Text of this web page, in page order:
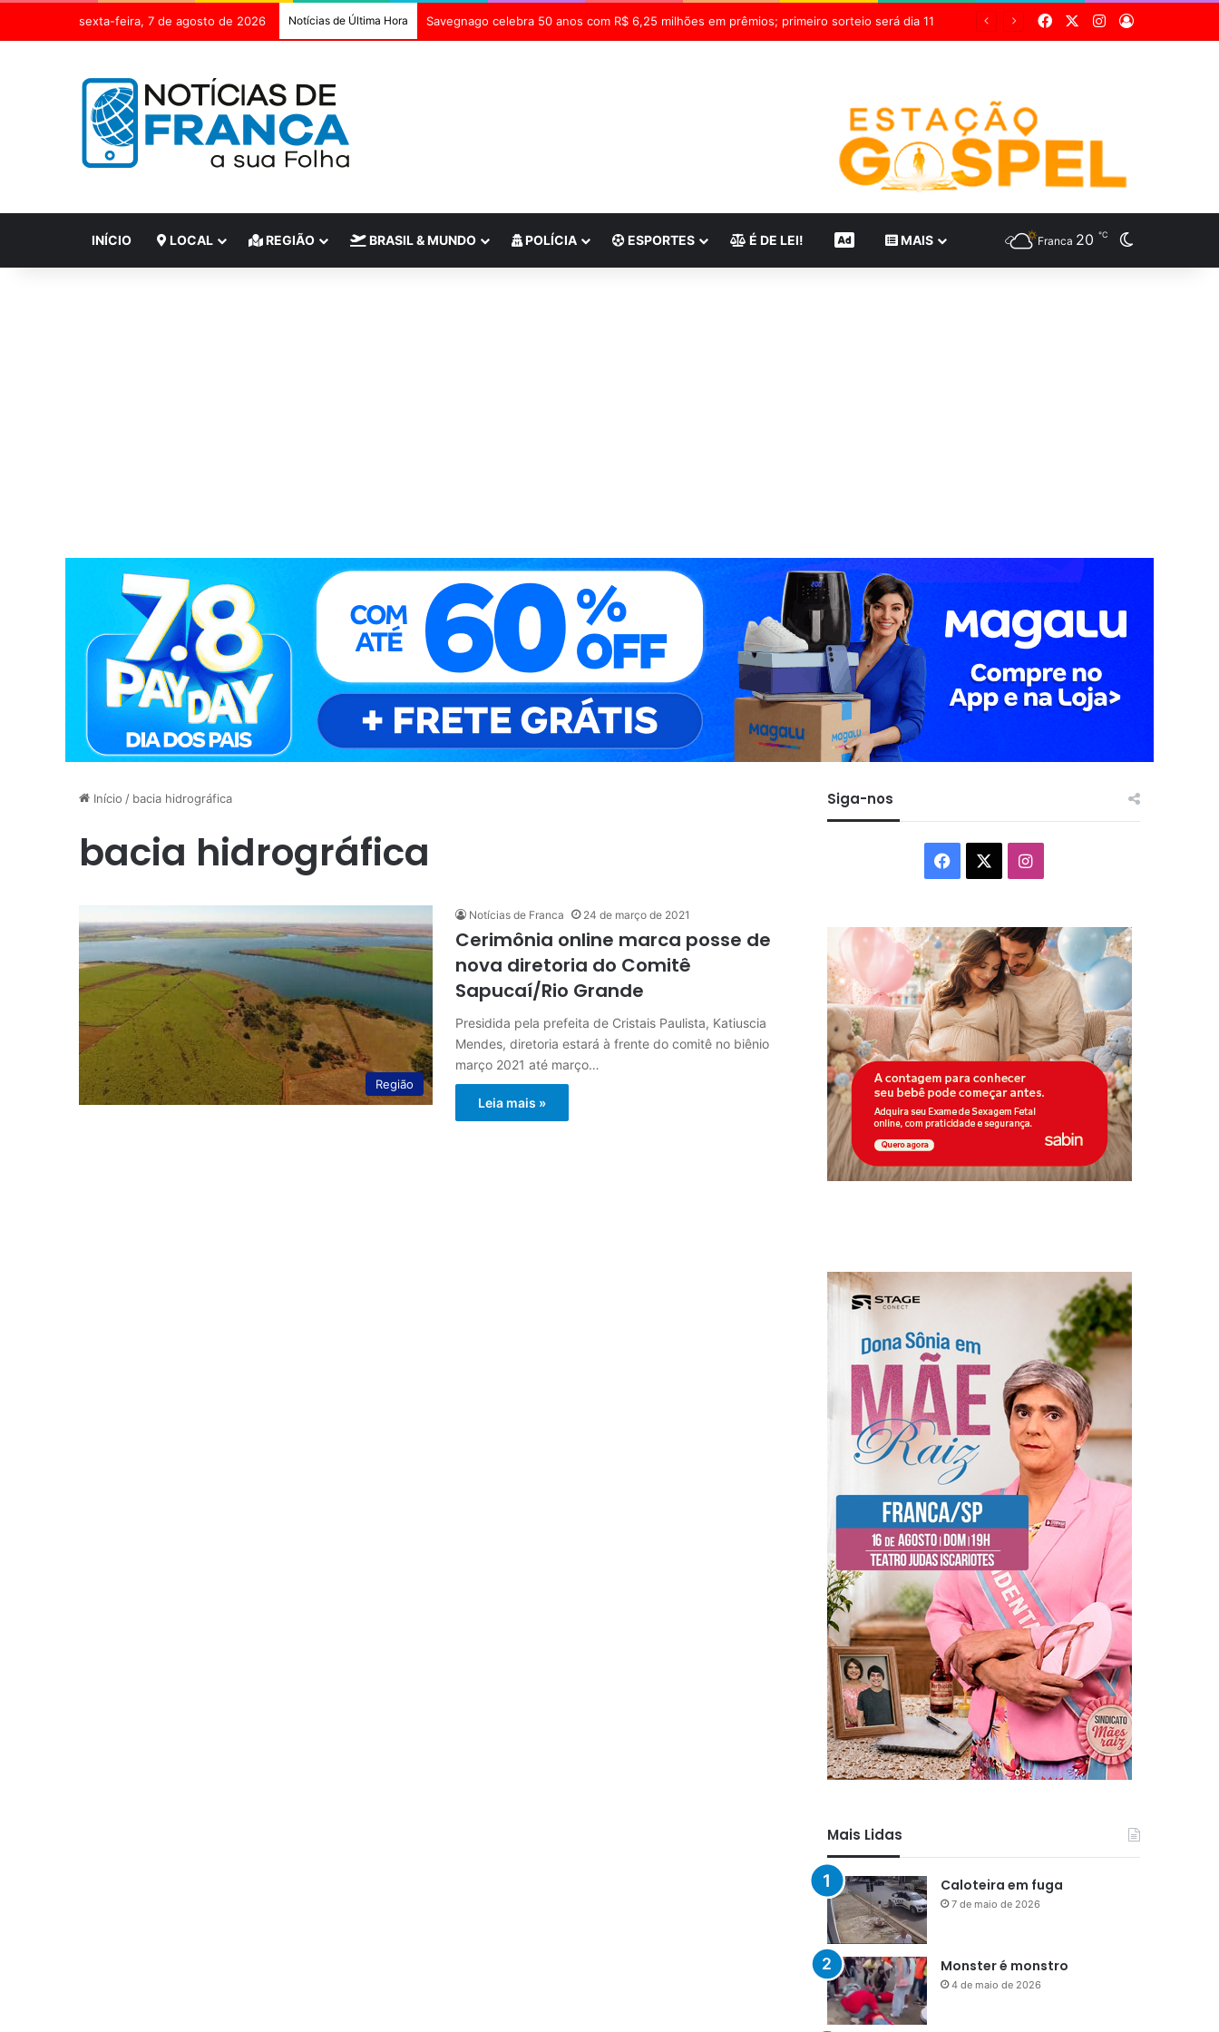
sexta-feira, 7 de agosto de 2026 Notícias de Última Hora Savegnago celebra 50 anos com R$ 6,25 milhões em prêmios; primeiro sorteio será dia 11 FacebookInstagram
Entrar
INÍCIO LOCAL REGIÃO BRASIL & MUNDO POLÍCIA ESPORTES É DE LEI! CONTEÚDO DE MARCA
MAIS Franca 20 ℃
Início / bacia hidrográfica
bacia hidrográfica
Região
Notícias de Franca 24 de março de 2021
Cerimônia online marca posse de
nova diretoria do Comitê
Sapucaí/Rio Grande
Presidida pela prefeita de Cristais Paulista, Katiuscia
Mendes, diretoria estará à frente do comitê no biênio
março 2021 até março…
Leia mais »
Siga-nos
Facebook Instagram
Mais Lidas
Caloteira em fuga
7 de maio de 2026
Monster é monstro
4 de maio de 2026